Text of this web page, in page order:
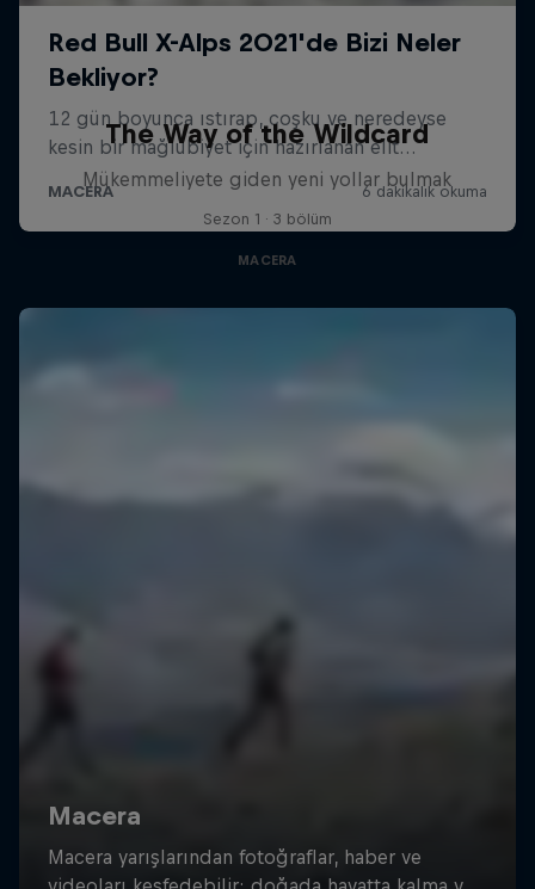
The Way of the Wildcard
Mükemmeliyete giden yeni yollar bulmak
Sezon 1 · 3 bölüm
MACERA